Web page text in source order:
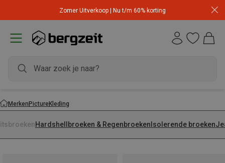
Zomer Uitverkoop | Nu t/m 60% korting
MerkenPictureKleding
Hardshellbroeken & Regenbroeken Isolerende broeken